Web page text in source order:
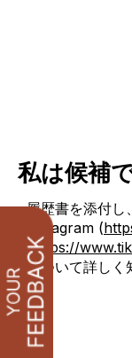
私は候補
履歴書を添付し
Instagram (
(https://
について詳しく